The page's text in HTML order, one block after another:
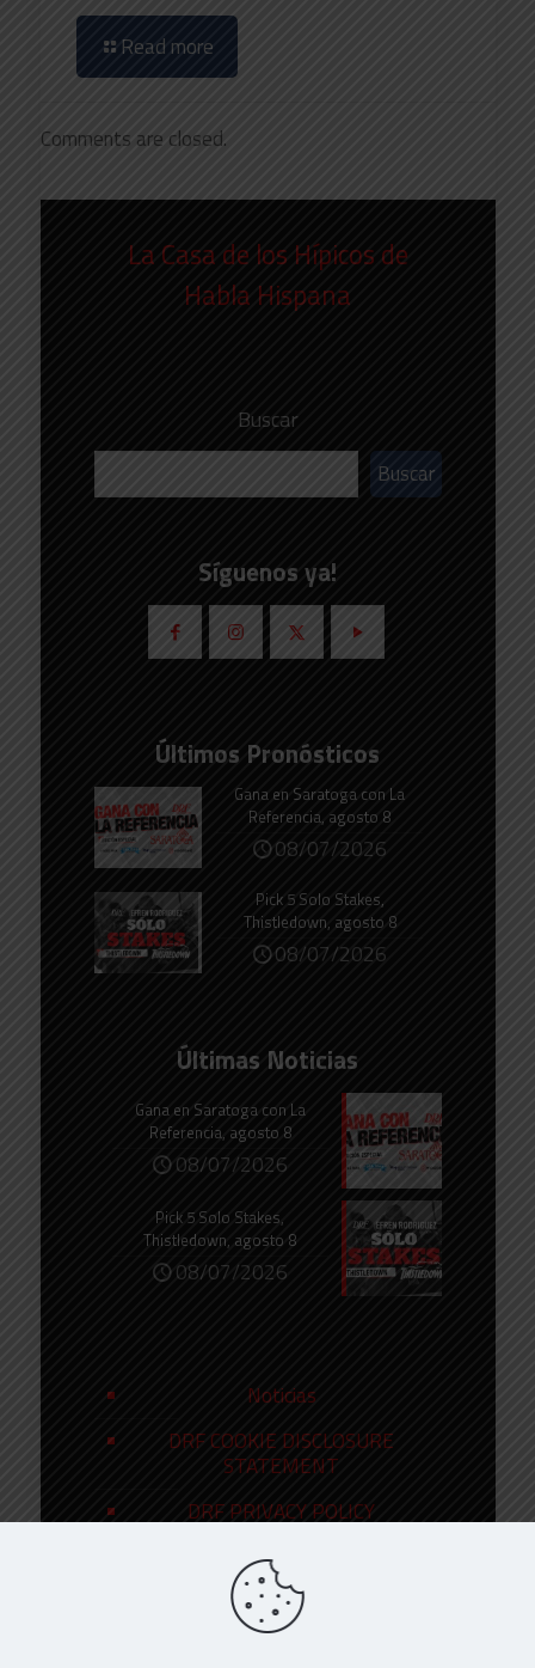
Read more
Comments are closed.
La Casa de los Hípicos de
Habla Hispana
Buscar
Buscar
Síguenos ya!
Últimos Pronósticos
Gana en Saratoga con La
Referencia, agosto 8
08/07/2026
Pick 5 Solo Stakes,
Thistledown, agosto 8
08/07/2026
Últimas Noticias
Gana en Saratoga con La
Referencia, agosto 8
08/07/2026
Pick 5 Solo Stakes,
Thistledown, agosto 8
08/07/2026
Noticias
DRF COOKIE DISCLOSURE
STATEMENT
DRF PRIVACY POLICY